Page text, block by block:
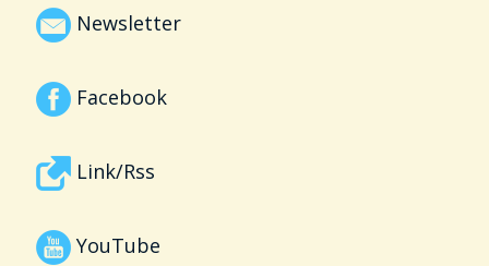
Newsletter
Facebook
Link/Rss
YouTube